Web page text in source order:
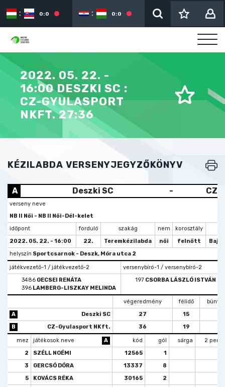
: 0:0 : 0:0 :
2022. 05. 22. -
16:00 DESZKI SC :
CZ-GYULASPORT
NKFT. 27:36
KÉZILABDA VERSENYJEGYZŐKÖNYV
A Deszki SC - CZ-
verseny neve
NB II Női - NB II Női-Dél-kelet
időpont
forduló szakág nem korosztály
2022. 05. 22. - 16:00
22. Teremkézilabda női felnőtt
helyszín Sportcsarnok - Deszk, Móra utca 2
játékvezető-1 / játékvezető-2 versenybíró-1 / versenybíró-2
3486 GECSEI RENÁTA
396 LAMBERG-LISZKAY MELINDA
197 CSORBA LÁSZLÓ ISTVÁN
végeredmény félidő
A
Deszki SC 27
15
B
CZ-Gyulasport NKft. 36 19
mez játékosok neve A kód gól sárga
2 perc
2
SZÉLL NOÉMI 12565
1
3
GERCSÓ DÓRA 13337 8
5
KOVÁCS RÉKA 30165
2